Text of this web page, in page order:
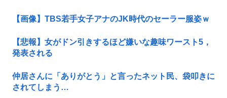
【画像】TBS若手女子アナのJK時代のセーラー服姿ｗ
【悲報】女がドン引きするほど嫌いな趣味ワースト5，
発表される
仲居さんに「ありがとう」と言ったネット民、袋叩きに
されてしまう…